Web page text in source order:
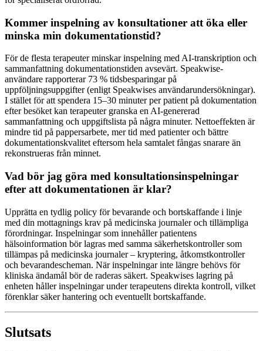
Kommer inspelning av konsultationer att öka eller
minska min dokumentationstid?
För de flesta terapeuter minskar inspelning med AI-transkription och
sammanfattning dokumentationstiden avsevärt. Speakwise-
användare rapporterar 73 % tidsbesparingar på
uppföljningsuppgifter (enligt Speakwises användarundersökningar).
I stället för att spendera 15–30 minuter per patient på dokumentation
efter besöket kan terapeuter granska en AI-genererad
sammanfattning och uppgiftslista på några minuter. Nettoeffekten är
mindre tid på pappersarbete, mer tid med patienter och bättre
dokumentationskvalitet eftersom hela samtalet fångas snarare än
rekonstrueras från minnet.
Vad bör jag göra med konsultationsinspelningar
efter att dokumentationen är klar?
Upprätta en tydlig policy för bevarande och bortskaffande i linje
med din mottagnings krav på medicinska journaler och tillämpliga
förordningar. Inspelningar som innehåller patientens
hälsoinformation bör lagras med samma säkerhetskontroller som
tillämpas på medicinska journaler – kryptering, åtkomstkontroller
och bevarandescheman. När inspelningar inte längre behövs för
kliniska ändamål bör de raderas säkert. Speakwises lagring på
enheten håller inspelningar under terapeutens direkta kontroll, vilket
förenklar säker hantering och eventuellt bortskaffande.
Slutsats